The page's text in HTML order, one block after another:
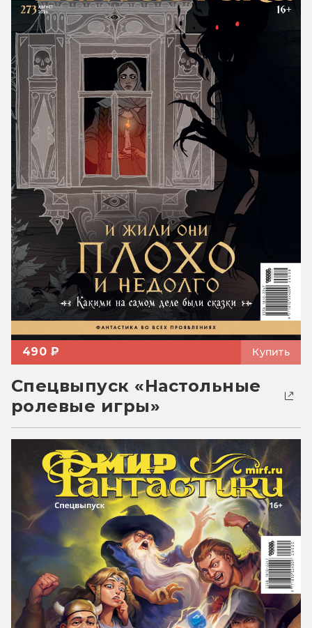
490 ₽ Купить
Спецвыпуск «Настольные
ролевые игры»